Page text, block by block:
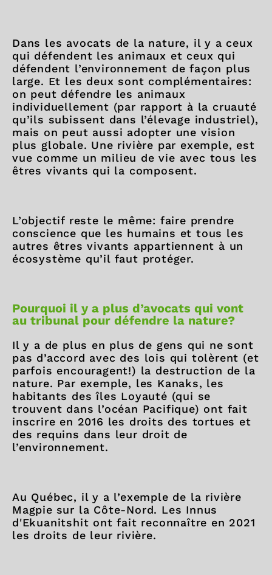
Dans les avocats de la nature, il y a ceux
qui défendent les animaux et ceux qui
défendent l’environnement de façon plus
large. Et les deux sont complémentaires:
on peut défendre les animaux
individuellement (par rapport à la cruauté
qu’ils subissent dans l’élevage industriel),
mais on peut aussi adopter une vision
plus globale. Une rivière par exemple, est
vue comme un milieu de vie avec tous les
êtres vivants qui la composent.
L’objectif reste le même: faire prendre
conscience que les humains et tous les
autres êtres vivants appartiennent à un
écosystème qu’il faut protéger.
Pourquoi il y a plus d’avocats qui vont
au tribunal pour défendre la nature?
Il y a de plus en plus de gens qui ne sont
pas d’accord avec des lois qui tolèrent (et
parfois encouragent!) la destruction de la
nature. Par exemple, les Kanaks, les
habitants des îles Loyauté (qui se
trouvent dans l’océan Pacifique) ont fait
inscrire en 2016 les droits des tortues et
des requins dans leur droit de
l’environnement.
Au Québec, il y a l’exemple de la rivière
Magpie sur la Côte-Nord. Les Innus
d'Ekuanitshit ont fait reconnaître en 2021
les droits de leur rivière.